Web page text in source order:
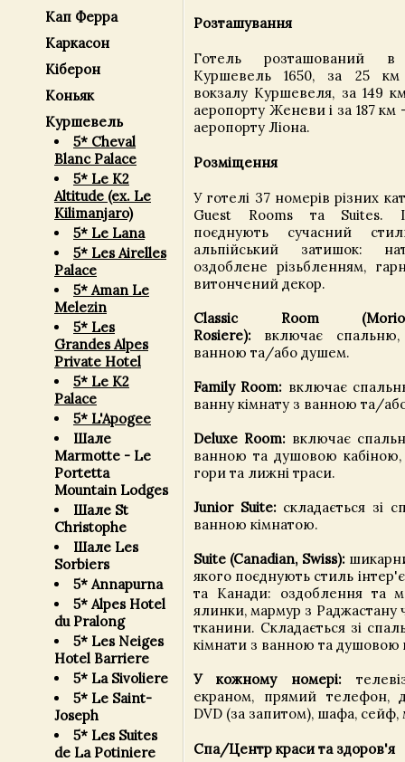
Кап Ферра
Каркасон
Кіберон
Коньяк
Куршевель
5* Cheval
Blanc Palace
5* Le K2
Altitude (ex. Le
Kilimanjaro)
5* Le Lana
5* Les Airelles
Palace
5* Aman Le
Melezin
5* Les
Grandes Alpes
Private Hotel
5* Le K2
Palace
5* L'Apogee
Шале
Marmotte - Le
Portetta
Mountain Lodges
Шале St
Christophe
Шале Les
Sorbiers
5* Annapurna
5* Alpes Hotel
du Pralong
5* Les Neiges
Hotel Barriere
5* La Sivoliere
5* Le Saint-
Joseph
5* Les Suites
de La Potiniere
Розташування
Готель розташований в
Куршевель 1650, за 25 км
вокзалу Куршевеля, за 149
аеропорту Женеви і за 187 км
аеропорту Ліона.
Розміщення
У готелі 37 номерів різних
Guest Rooms та Suites.
поєднують сучасний
альпійський затишок:
оздоблене різьбленням,
витончений декор.
Classic Room
Rosiere): включає
ванною та/або душем.
Family Room: включає
ванну кімнату з ванною та/
Deluxe Room:включає
ванною та душовою
гори та лижні траси.
Junior Suite:складається зі
ванною кімнатою.
Suite (Canadian, Swiss):
якого поєднують стиль
та Канади: оздоблення та
ялинки, мармур з Раджастану
тканини. Складається зі
кімнати з ванною та душовою
У кожному номері:
екраном, прямий телефон,
DVD (за запитом), шафа, сейф,
Спа/Центр краси та здоров'я